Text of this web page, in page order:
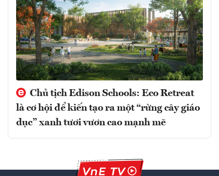
Chủ tịch Edison Schools: Eco Retreat
là cơ hội để kiến tạo ra một “rừng cây giáo
dục” xanh tươi vươn cao mạnh mẽ